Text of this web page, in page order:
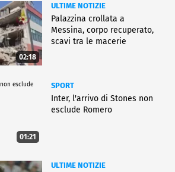
02:18
ULTIME NOTIZIE
Palazzina crollata a
Messina, corpo recuperato,
scavi tra le macerie
01:21
SPORT
Inter, l'arrivo di Stones non
esclude Romero
ULTIME NOTIZIE